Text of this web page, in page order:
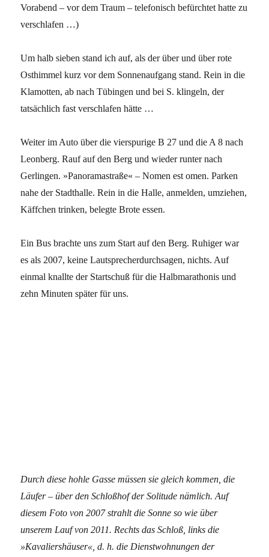
Vorabend – vor dem Traum – telefonisch befürchtet hatte zu
verschlafen …)
Um halb sieben stand ich auf, als der über und über rote
Osthimmel kurz vor dem Sonnenaufgang stand. Rein in die
Klamotten, ab nach Tübingen und bei S. klingeln, der
tatsächlich fast verschlafen hätte …
Weiter im Auto über die vierspurige B 27 und die A 8 nach
Leonberg. Rauf auf den Berg und wieder runter nach
Gerlingen. »Panoramastraße« – Nomen est omen. Parken
nahe der Stadthalle. Rein in die Halle, anmelden, umziehen,
Käffchen trinken, belegte Brote essen.
Ein Bus brachte uns zum Start auf den Berg. Ruhiger war
es als 2007, keine Lautsprecherdurchsagen, nichts. Auf
einmal knallte der Startschuß für die Halbmarathonis und
zehn Minuten später für uns.
Durch diese hohle Gasse müssen sie gleich kommen, die
Läufer – über den Schloßhof der Solitude nämlich. Auf
diesem Foto von 2007 strahlt die Sonne so wie über
unserem Lauf von 2011. Rechts das Schloß, links die
»Kavaliershäuser«, d. h. die Dienstwohnungen der